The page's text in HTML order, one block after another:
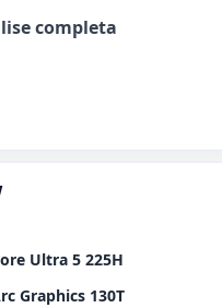
completa
Ultra 5 225H
Graphics 130T